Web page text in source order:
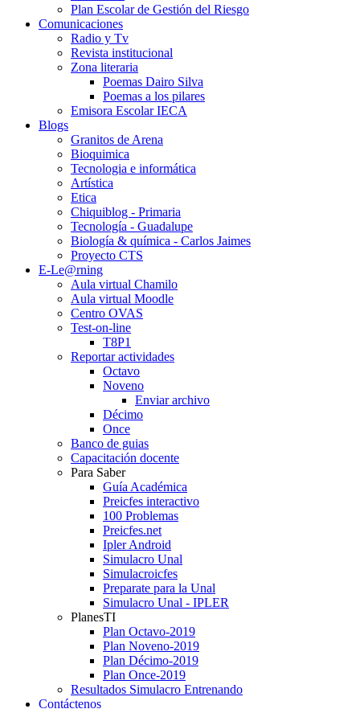
Plan Escolar de Gestión del Riesgo
Comunicaciones
Radio y Tv
Revista institucional
Zona literaria
Poemas Dairo Silva
Poemas a los pilares
Emisora Escolar IECA
Blogs
Granitos de Arena
Bioquimica
Tecnologia e informática
Artística
Etica
Chiquiblog - Primaria
Tecnología - Guadalupe
Biología & química - Carlos Jaimes
Proyecto CTS
E-Le@rning
Aula virtual Chamilo
Aula virtual Moodle
Centro OVAS
Test-on-line
T8P1
Reportar actividades
Octavo
Noveno
Enviar archivo
Décimo
Once
Banco de guias
Capacitación docente
Para Saber
Guía Académica
Preicfes interactivo
100 Problemas
Preicfes.net
Ipler Android
Simulacro Unal
Simulacroicfes
Preparate para la Unal
Simulacro Unal - IPLER
PlanesTI
Plan Octavo-2019
Plan Noveno-2019
Plan Décimo-2019
Plan Once-2019
Resultados Simulacro Entrenando
Contáctenos